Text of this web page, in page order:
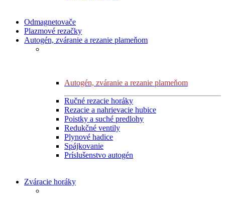
Odmagnetovače
Plazmové rezačky
Autogén, zváranie a rezanie plameňom
Autogén, zváranie a rezanie plameňom
Ručné rezacie horáky
Rezacie a nahrievacie hubice
Poistky a suché predlohy
Redukčné ventily
Plynové hadice
Spájkovanie
Príslušenstvo autogén
Zváracie horáky